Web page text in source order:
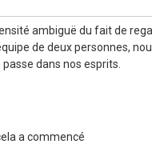
ambiguë du fait de
de deux personnes,
dans nos esprits.
a commencé